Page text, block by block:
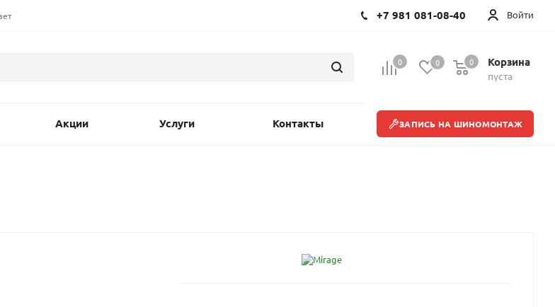
Войти
+7 981 081-08-40
0 0 Корзина
пуста
0
Акции Услуги Контакты ЗАПИСЬ НА ШИНОМОНТАЖ